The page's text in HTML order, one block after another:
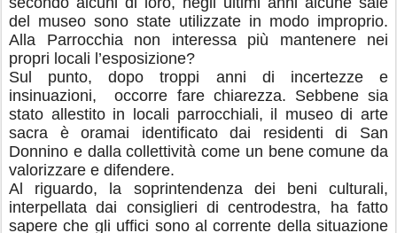
del museo sono state utilizzate in modo improprio.
Alla Parrocchia non interessa più mantenere nei
propri locali l’esposizione?
Sul punto, dopo troppi anni di incertezze e
insinuazioni, occorre fare chiarezza. Sebbene sia
stato allestito in locali parrocchiali, il museo di arte
sacra è oramai identificato dai residenti di San
Donnino e dalla collettività come un bene comune da
valorizzare e difendere.
Al riguardo, la soprintendenza dei beni culturali,
interpellata dai consiglieri di centrodestra, ha fatto
sapere che gli uffici sono al corrente della situazione